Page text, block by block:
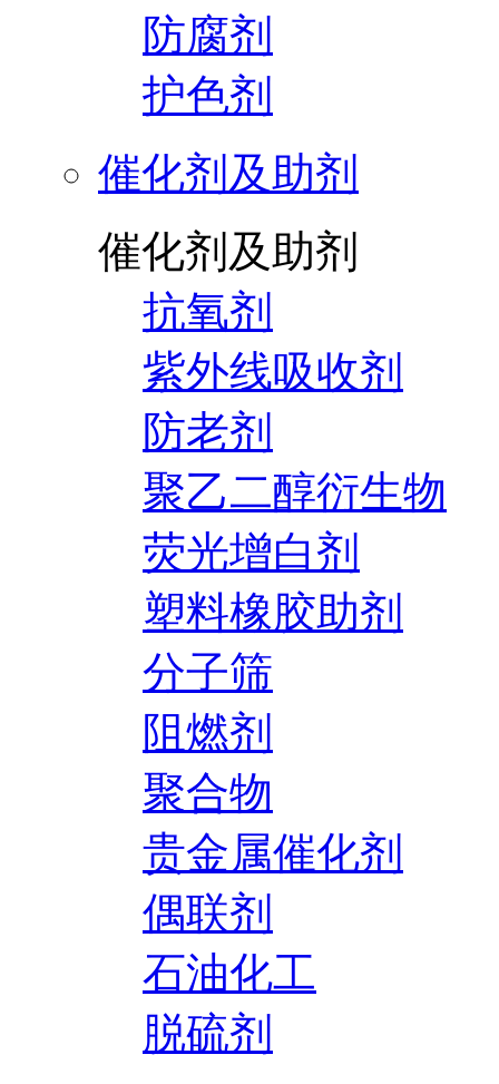
防腐剂
护色剂
催化剂及助剂
催化剂及助剂
抗氧剂
紫外线吸收剂
防老剂
聚乙二醇衍生物
荧光增白剂
塑料橡胶助剂
分子筛
阻燃剂
聚合物
贵金属催化剂
偶联剂
石油化工
脱硫剂